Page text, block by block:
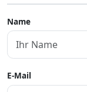
Name
E-Mail